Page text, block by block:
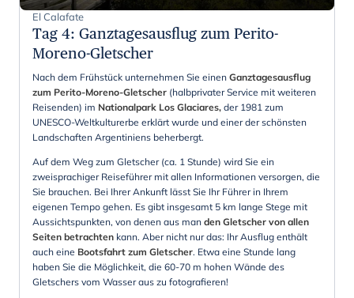
El Calafate
Tag 4: Ganztagesausflug zum Perito-
Moreno-Gletscher
Nach dem Frühstück unternehmen Sie einen Ganztagesausflug
zum Perito-Moreno-Gletscher (halbprivater Service mit weiteren
Reisenden) im Nationalpark Los Glaciares, der 1981 zum
UNESCO-Weltkulturerbe erklärt wurde und einer der schönsten
Landschaften Argentiniens beherbergt.
Auf dem Weg zum Gletscher (ca. 1 Stunde) wird Sie ein
zweisprachiger Reiseführer mit allen Informationen versorgen, die
Sie brauchen. Bei Ihrer Ankunft lässt Sie Ihr Führer in Ihrem
eigenen Tempo gehen. Es gibt insgesamt 5 km lange Stege mit
Aussichtspunkten, von denen aus man den Gletscher von allen
Seiten betrachten kann. Aber nicht nur das: Ihr Ausflug enthält
auch eine Bootsfahrt zum Gletscher. Etwa eine Stunde lang
haben Sie die Möglichkeit, die 60-70 m hohen Wände des
Gletschers vom Wasser aus zu fotografieren!